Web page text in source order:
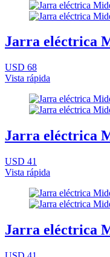
Jarra eléctrica
USD 68
Vista rápida
Jarra eléctrica
USD 41
Vista rápida
Jarra eléctrica